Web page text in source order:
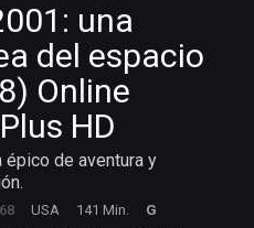
una
del espacio
Online
HD
épico de aventura y
USA 141 Min.
G